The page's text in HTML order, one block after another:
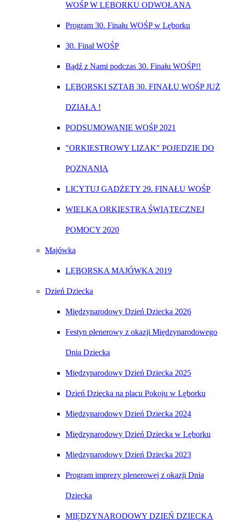
WOŚP W LĘBORKU ODWOŁANA
Program 30. Finału WOŚP w Lęborku
30. Finał WOŚP
Bądź z Nami podczas 30. Finału WOŚP!!
LĘBORSKI SZTAB 30. FINAŁU WOŚP JUŻ
DZIAŁA !
PODSUMOWANIE WOŚP 2021
"ORKIESTROWY LIZAK" POJEDZIE DO
POZNANIA
LICYTUJ GADŻETY 29. FINAŁU WOŚP
WIELKA ORKIESTRA ŚWIĄTECZNEJ
POMOCY 2020
Majówka
LĘBORSKA MAJÓWKA 2019
Dzień Dziecka
Międzynarodowy Dzień Dziecka 2026
Festyn plenerowy z okazji Międzynarodowego
Dnia Dziecka
Międzynarodowy Dzień Dziecka 2025
Dzień Dziecka na placu Pokoju w Lęborku
Międzynarodowy Dzień Dziecka 2024
Międzynarodowy Dzień Dziecka w Lęborku
Międzynarodowy Dzień Dziecka 2023
Program imprezy plenerowej z okazji Dnia
Dziecka
MIĘDZYNARODOWY DZIEŃ DZIECKA